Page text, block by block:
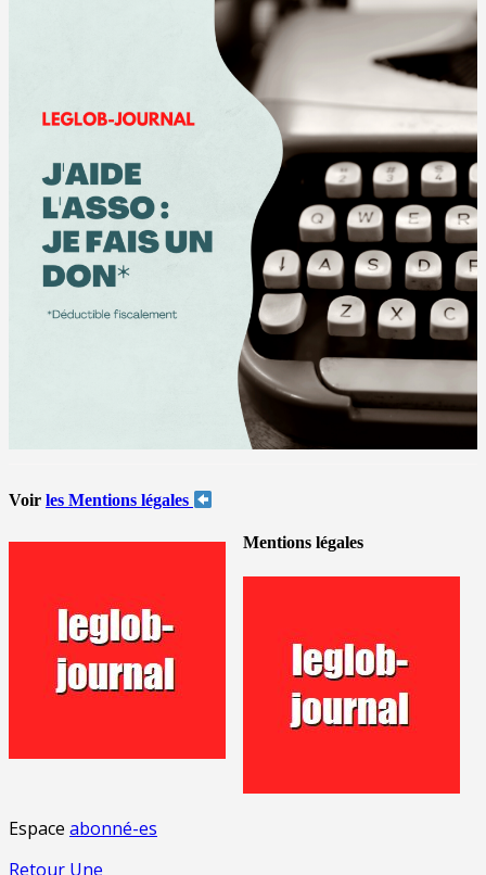
Voir les Mentions légales
Mentions légales
Espace abonné-es
Retour Une